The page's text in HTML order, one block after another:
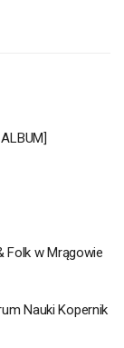
Folk w Mrągowie
Nauki Kopernik